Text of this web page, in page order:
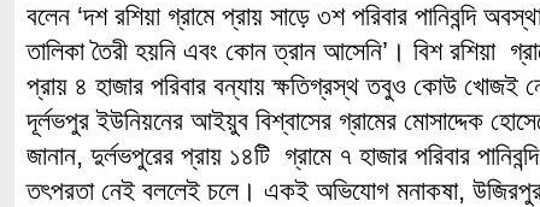
বলেন ‘দশ রশিয়া গ্রামে প্রায় সাড়ে ৩শ পরিবার পানিবন্দি
তালিকা তৈরী হয়নি এবং কোন ত্রান আসেনি’। বিশ রশিয়া
প্রায় ৪ হাজার পরিবার বন্যায় ক্ষতিগ্রস্থ তবুও কোউ খোজই
দূর্লভপুর ইউনিয়নের আইয়ুব বিশ্বাসের গ্রামের মোসাদ্দেক
জানান, দুর্লভপুরের প্রায় ১৪টি গ্রামে ৭ হাজার পরিবার
তৎপরতা নেই বললেই চলে। একই অভিযোগ মনাকষা,